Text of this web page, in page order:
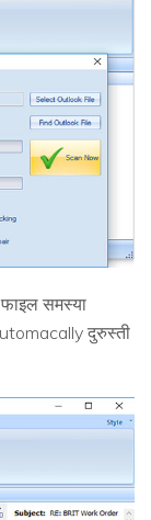
समस्या
दुरुस्ती